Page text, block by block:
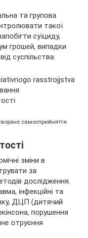
та групова
такої
суїциду,
грошей, випадки
суспільства.
самосприйняття
зміни в
за
дослідження.
інфекційні та
ДЦП (дитячий
порушення
отруєння